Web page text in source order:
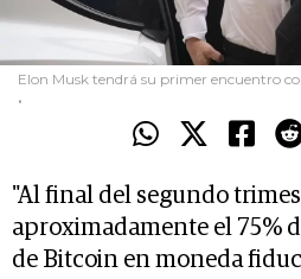
Elon Musk tendrá su primer encuentro
.
"Al final del segundo
aproximadamente el 75%
de Bitcoin en moneda